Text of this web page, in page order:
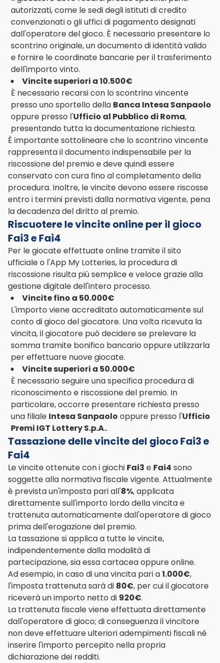
autorizzati, come le sedi degli istituti di credito
convenzionati o gli uffici di pagamento designati
dall'operatore del gioco. È necessario presentare lo
scontrino originale, un documento di identità valido
e fornire le coordinate bancarie per il trasferimento
dell'importo vinto.
Vincite superiori a 10.500€
È necessario recarsi con lo scontrino vincente
presso uno sportello della Banca Intesa Sanpaolo
oppure presso l'Ufficio al Pubblico di Roma,
presentando tutta la documentazione richiesta.
È importante sottolineare che lo scontrino vincente
rappresenta il documento indispensabile per la
riscossione del premio e deve quindi essere
conservato con cura fino al completamento della
procedura. Inoltre, le vincite devono essere riscosse
entro i termini previsti dalla normativa vigente, pena
la decadenza del diritto al premio.
Riscuotere le vincite online per il gioco
Fai3 e Fai4
Per le giocate effettuate online tramite il sito
ufficiale o l'App My Lotteries, la procedura di
riscossione risulta più semplice e veloce grazie alla
gestione digitale dell'intero processo.
Vincite fino a 50.000€
L'importo viene accreditato automaticamente sul
conto di gioco del giocatore. Una volta ricevuta la
vincita, il giocatore può decidere se prelevare la
somma tramite bonifico bancario oppure utilizzarla
per effettuare nuove giocate.
Vincite superiori a 50.000€
È necessario seguire una specifica procedura di
riconoscimento e riscossione del premio. In
particolare, occorre presentare richiesta presso
una filiale Intesa Sanpaolo oppure presso l'Ufficio
Premi IGT Lottery S.p.A..
Tassazione delle vincite del gioco Fai3 e
Fai4
Le vincite ottenute con i giochi Fai3 e Fai4 sono
soggette alla normativa fiscale vigente. Attualmente
è prevista un'imposta pari all'8%, applicata
direttamente sull'importo lordo della vincita e
trattenuta automaticamente dall'operatore di gioco
prima dell'erogazione del premio.
La tassazione si applica a tutte le vincite,
indipendentemente dalla modalità di
partecipazione, sia essa cartacea oppure online.
Ad esempio, in caso di una vincita pari a1.000€,
l'imposta trattenuta sarà di 80€, per cui il giocatore
riceverà un importo netto di 920€.
La trattenuta fiscale viene effettuata direttamente
dall'operatore di gioco; di conseguenza il vincitore
non deve effettuare ulteriori adempimenti fiscali né
inserire l'importo percepito nella propria
dichiarazione dei redditi.